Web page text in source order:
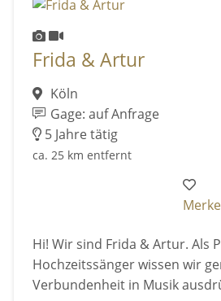
Frida & Artur
Köln
Gage: auf Anfrage
5 Jahre tätig
ca. 25 km entfernt
Hi! Wir sind Frida & Artur. Als
Hochzeitssänger wissen wir
Verbundenheit in Musik